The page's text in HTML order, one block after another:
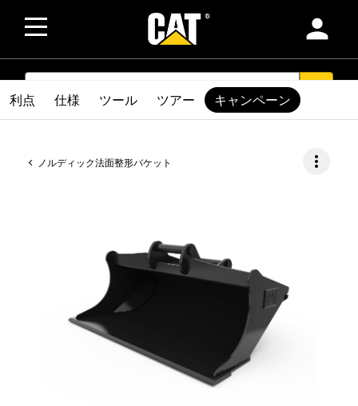
person
SEARCH
ノルディック法面整形バケット more_vert
利点 仕様 ツール ツアー キャンペーン